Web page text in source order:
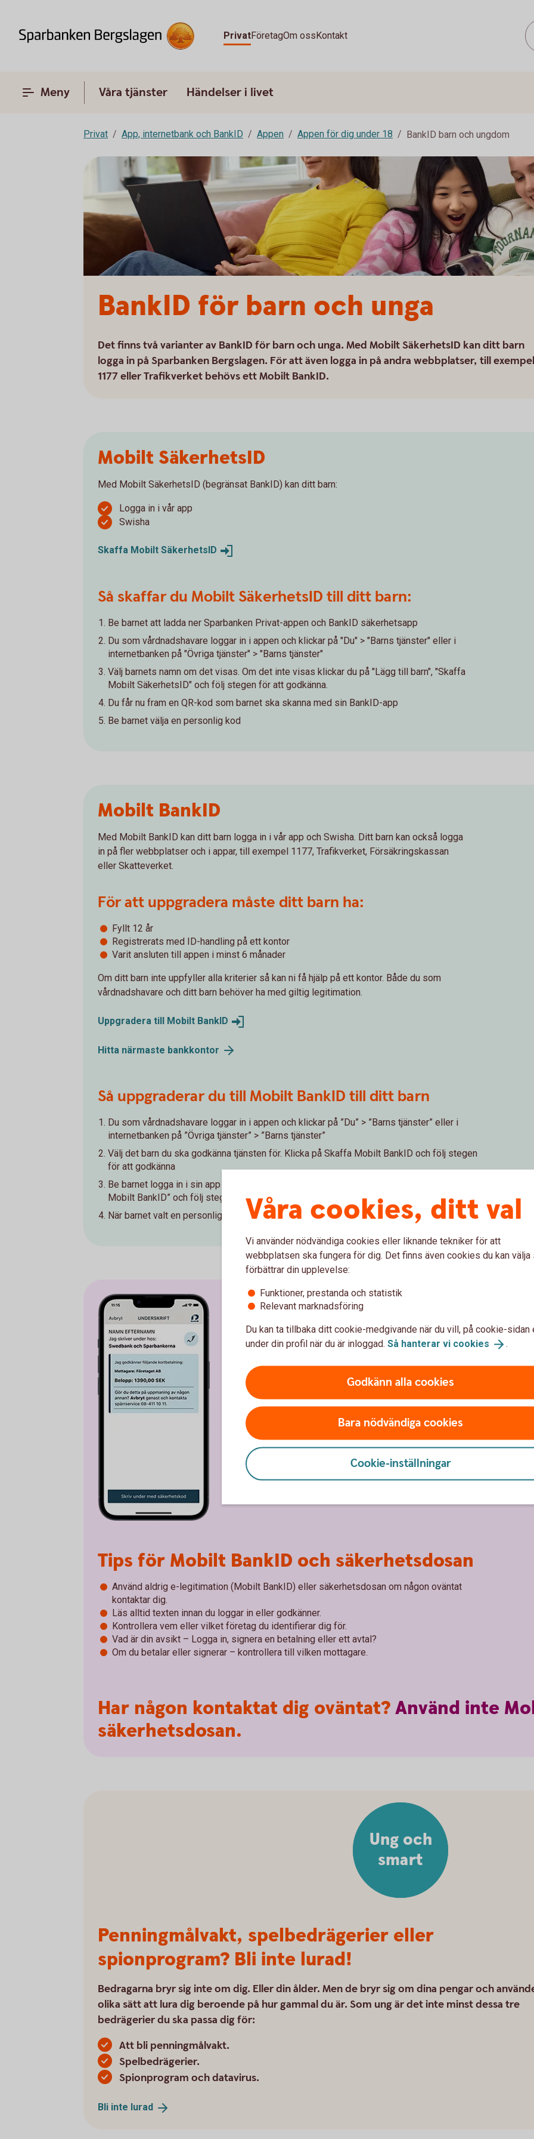
PrivatFöretagOm ossKontakt
Meny Våra tjänster Händelser i livet
Privat App, internetbank och BankID Appen Appen för dig under 18 BankID barn och ungdom
BankID för barn och unga
Det finns två varianter av BankID för barn och unga. Med Mobilt SäkerhetsID kan ditt barn
logga in på Sparbanken Bergslagen. För att även logga in på andra webbplatser, till exempel
1177 eller Trafikverket behövs ett Mobilt BankID.
Mobilt SäkerhetsID
Med Mobilt SäkerhetsID (begränsat BankID) kan ditt barn:
Logga in i vår app
Swisha
Skaffa Mobilt SäkerhetsID
Så skaffar du Mobilt SäkerhetsID till ditt barn:
Be barnet att ladda ner Sparbanken Privat-appen och BankID säkerhetsapp
Du som vårdnadshavare loggar in i appen och klickar på "Du" > "Barns tjänster" eller i
internetbanken på "Övriga tjänster" > "Barns tjänster"
Välj barnets namn om det visas. Om det inte visas klickar du på "Lägg till barn", "Skaffa
Mobilt SäkerhetsID" och följ stegen för att godkänna.
Du får nu fram en QR-kod som barnet ska skanna med sin BankID-app
Be barnet välja en personlig kod
Mobilt BankID
Med Mobilt BankID kan ditt barn logga in i vår app och Swisha. Ditt barn kan också logga
in på fler webbplatser och i appar, till exempel 1177, Trafikverket, Försäkringskassan
eller Skatteverket.
För att uppgradera måste ditt barn ha:
Fyllt 12 år
Registrerats med ID-handling på ett kontor
Varit ansluten till appen i minst 6 månader
Om ditt barn inte uppfyller alla kriterier så kan ni få hjälp på ett kontor. Både du som
vårdnadshavare och ditt barn behöver ha med giltig legitimation.
Uppgradera till Mobilt BankID
Hitta närmaste bankkontor
Så uppgraderar du till Mobilt BankID till ditt barn
Du som vårdnadshavare loggar in i appen och klickar på ”Du” > ”Barns tjänster” eller i
internetbanken på ”Övriga tjänster” > ”Barns tjänster”
Välj det barn du ska godkänna tjänsten för. Klicka på Skaffa Mobilt BankID och följ stegen
för att godkänna
Be barnet logga in i sin app och gå till ”Du” > ”Mobilt BankID” > ”Beställ eller förnya
Mobilt BankID” och följ stegen för att godkänna.
När barnet valt en personlig säkerhetskod är det klart
Tips för Mobilt BankID och säkerhetsdosan
Använd aldrig e-legitimation (Mobilt BankID) eller säkerhetsdosan om någon oväntat
kontaktar dig.
Läs alltid texten innan du loggar in eller godkänner.
Kontrollera vem eller vilket företag du identifierar dig för.
Vad är din avsikt – Logga in, signera en betalning eller ett avtal?
Om du betalar eller signerar – kontrollera till vilken mottagare.
Har någon kontaktat dig oväntat?Använd inte
säkerhetsdosan.
Penningmålvakt, spelbedrägerier eller
spionprogram? Bli inte lurad!
Bedragarna bryr sig inte om dig. Eller din ålder. Men de bryr sig om dina pengar och
olika sätt att lura dig beroende på hur gammal du är. Som ung är det inte minst dessa tre
bedrägerier du ska passa dig för:
Att bli penningmålvakt.
Spelbedrägerier.
Spionprogram och datavirus.
Bli inte lurad
Ung och
smart
Våra cookies, ditt val
Vi använder nödvändiga cookies eller liknande tekniker för att
webbplatsen ska fungera för dig. Det finns även cookies du kan välja
förbättrar din upplevelse:
Funktioner, prestanda och statistik
Relevant marknadsföring
Du kan ta tillbaka ditt cookie-medgivande när du vill, på cookie-sidan
under din profil när du är inloggad. Så hanterar vi cookies .
Godkänn alla cookies
Bara nödvändiga cookies
Cookie-inställningar